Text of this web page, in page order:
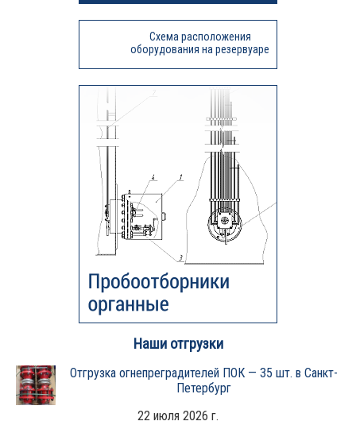
Схема расположения
оборудования на резервуаре
Наши отгрузки
Отгрузка огнепреградителей ПОК — 35 шт. в Санкт-
Петербург
22 июля 2026 г.